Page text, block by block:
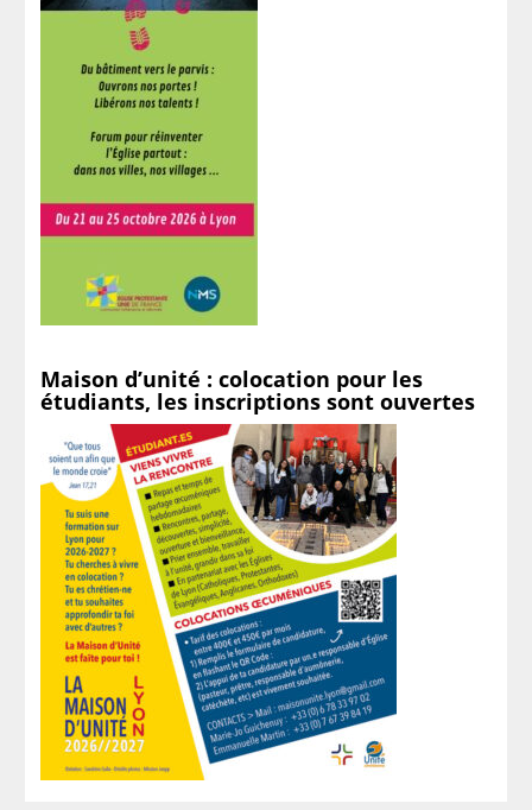
Maison d’unité : colocation pour les
étudiants, les inscriptions sont ouvertes